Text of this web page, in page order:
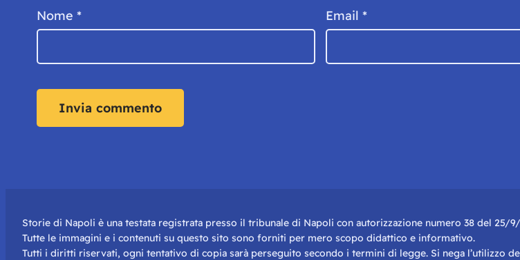
Nome * Email *
Storie di Napoli è una testata registrata presso il tribunale di Napoli con autorizzazione numero 38 del 25/
Tutte le immagini e i contenuti su questo sito sono forniti per mero scopo didattico e informativo.
Tutti i diritti riservati, ogni tentativo di copia sarà perseguito secondo i termini di legge. Si nega l’utilizzo